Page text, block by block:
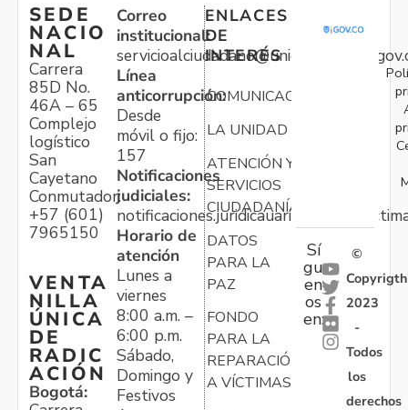
SEDE
NACIO
NAL
Carrera
85D No.
46A – 65
Complejo
logístico
San
Cayetano
Conmutador:
+57 (601)
7965150
VENTA
NILLA
ÚNICA
DE
RADIC
ACIÓN
Bogotá:
Correo
institucional:
Línea
anticorrupción:
Desde
móvil o fijo:
157
Notificaciones
judiciales:
Horario de
atención
Lunes a
viernes
8:00 a.m. –
6:00 p.m.
Sábado,
Domingo y
Festivos
ENLACES
DE
INTERÉS
COMUNICACIONES
LA UNIDAD
ATENCIÓN Y
SERVICIOS
CIUDADANÍA
DATOS
PARA LA
PAZ
FONDO
PARA LA
REPARACIÓN
A VÍCTIMAS
Sí
gu
en
os
en:
©
Copyrigth
2023
-
Todos
los
derechos